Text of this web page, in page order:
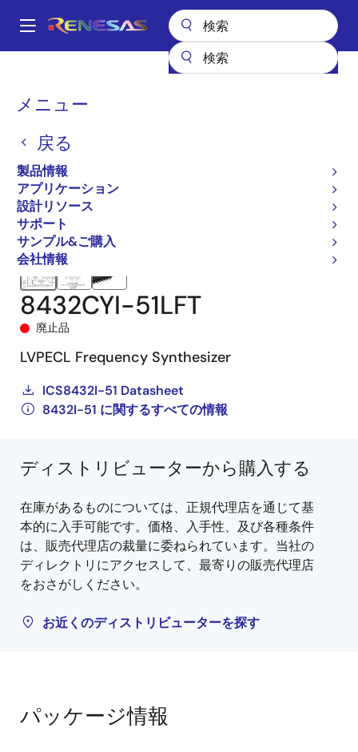
ン
Main
メニュー
戻る
製品情報
アプリケーション
設計リソース
サポート
サンプル&ご購入
会社情報
パ
く
ず
クロックとタイミング クロック生成
8432I-51
8432CYI-51LFT
廃止品
LVPECL Frequency Synthesizer
ICS8432I-51 Datasheet
8432I-51 に関するすべての情報
ディストリビューターから購入する
在庫があるものについては、正規代理店を通じて基
本的に入手可能です。価格、入手性、及び各種条件
は、販売代理店の裁量に委ねられています。当社の
ディレクトリにアクセスして、最寄りの販売代理店
をおさがしください。
お近くのディストリビューターを探す
パッケージ情報